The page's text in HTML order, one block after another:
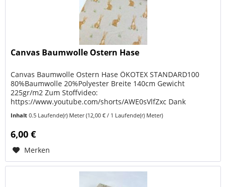
Canvas Baumwolle Ostern Hase
Canvas Baumwolle Ostern Hase ÖKOTEX STANDARD100
80%Baumwolle 20%Polyester Breite 140cm Gewicht
225gr/m2 Zum Stoffvideo:
https://www.youtube.com/shorts/AWE0sVlfZxc Dank
nächstes Projekt...
Inhalt0.5 Laufende(r) Meter(12,00 € / 1 Laufende(r) Meter)
6,00 €
Merken